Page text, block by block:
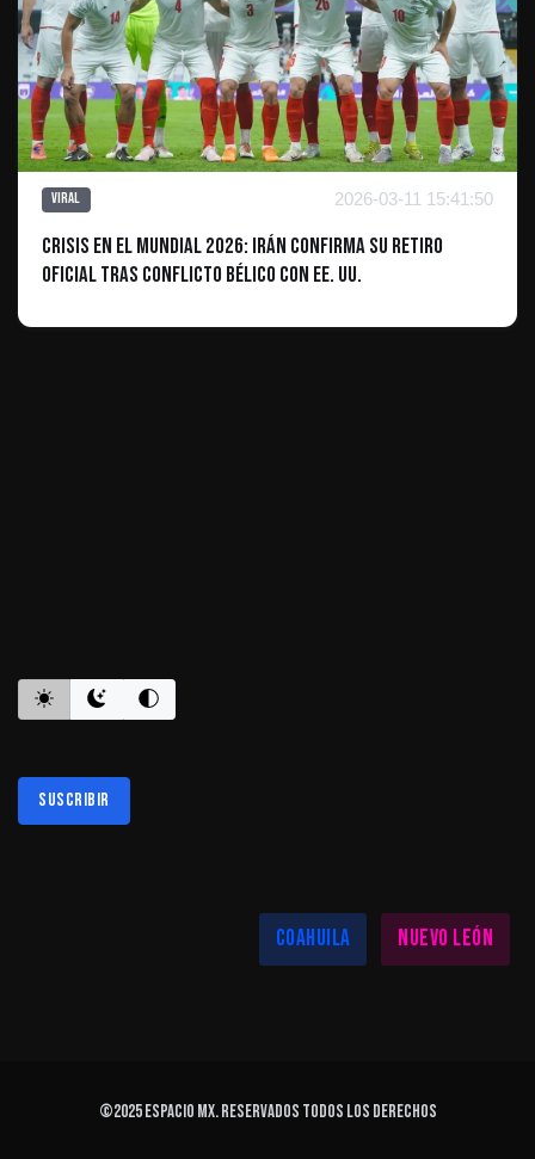
Viral 2026-03-11 15:41:50
Crisis en el Mundial 2026: Irán confirma su retiro
oficial tras conflicto bélico con EE. UU.
Suscribir
Coahuila
Nuevo León
©2025ESPACIO MX. Reservados todos los derechos